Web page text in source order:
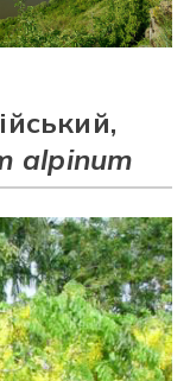
alpinum